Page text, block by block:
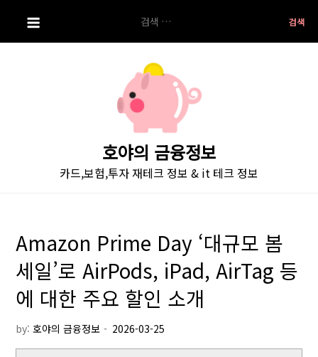
i
색:
호야의 금융정보
카드,보험,투자 재테크 정보 & it 테크 정보
Amazon Prime Day ‘대규모 봄
세일’로 AirPods, iPad, AirTag 등
에 대한 주요 할인 소개
by:호야의 금융정보